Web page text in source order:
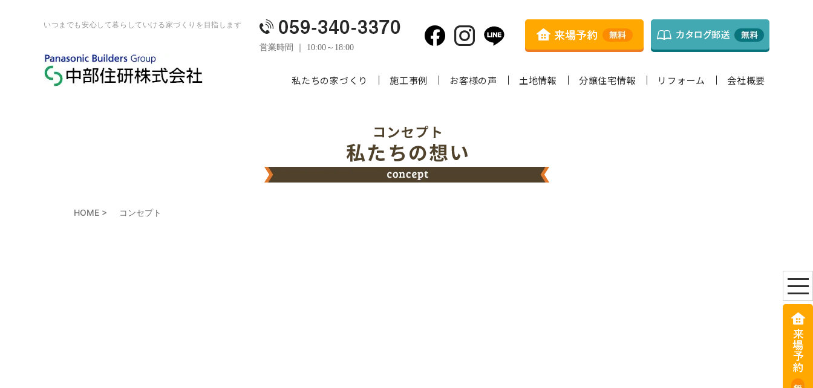
いつまでも安心して暮らしていける家づくりを目指します
営業時間 ｜ 10:00～18:00
私たちの家づくり 施工事例 お客様の声 土地情報 分譲住宅情報 リフォーム 会社概要
HOME コンセプト